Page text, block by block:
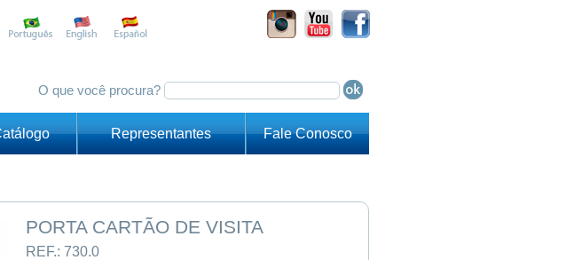
O que você procura?
Representantes Fale Conosco
PORTA CARTÃO DE VISITA
REF.: 730.0